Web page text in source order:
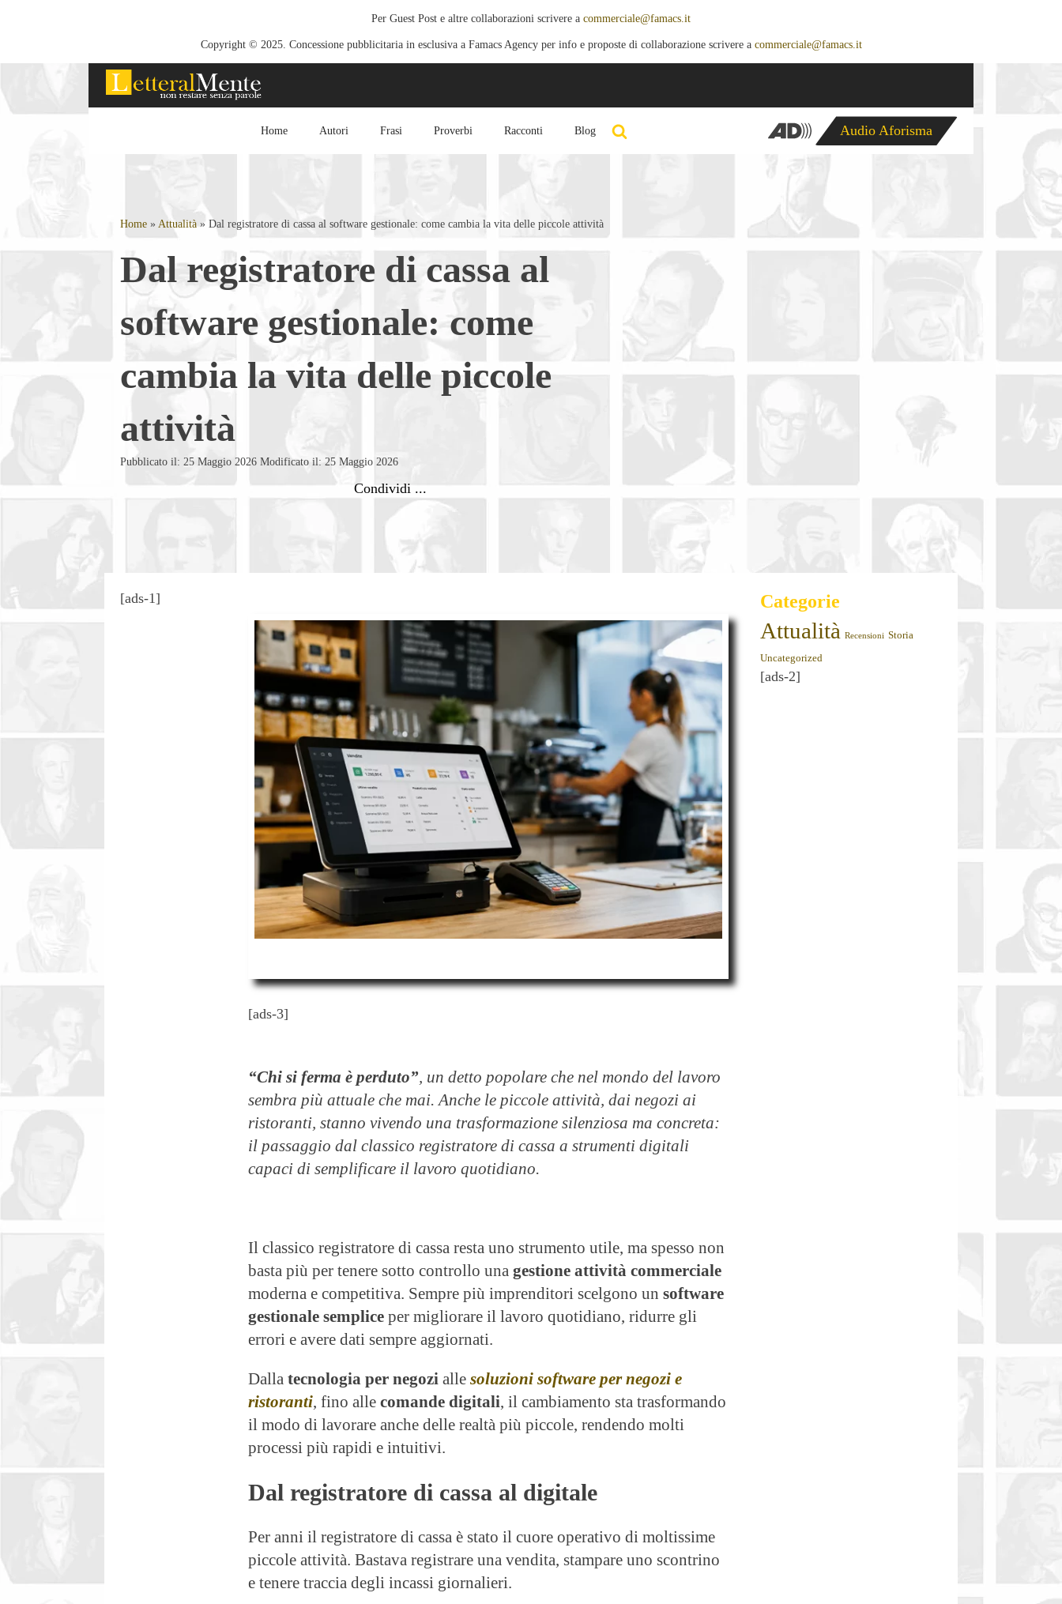
Per Guest Post e altre collaborazioni scrivere a commerciale@famacs.it
Copyright © 2025. Concessione pubblicitaria in esclusiva a Famacs Agency per info e proposte di collaborazione scrivere a commerciale@famacs.it
Home Autori Frasi Proverbi Racconti Blog Audio Aforisma
Home » Attualità » Dal registratore di cassa al software gestionale: come cambia la vita delle piccole attività
Dal registratore di cassa al
software gestionale: come
cambia la vita delle piccole
attività
Pubblicato il: 25 Maggio 2026 Modificato il: 25 Maggio 2026
Condividi ...
[ads-1]
[ads-3]
“Chi si ferma è perduto”, un detto popolare che nel mondo del lavoro
sembra più attuale che mai. Anche le piccole attività, dai negozi ai
ristoranti, stanno vivendo una trasformazione silenziosa ma concreta:
il passaggio dal classico registratore di cassa a strumenti digitali
capaci di semplificare il lavoro quotidiano.
Il classico registratore di cassa resta uno strumento utile, ma spesso non
basta più per tenere sotto controllo una gestione attività commerciale
moderna e competitiva. Sempre più imprenditori scelgono un software
gestionale semplice per migliorare il lavoro quotidiano, ridurre gli
errori e avere dati sempre aggiornati.
Dalla tecnologia per negozi alle soluzioni software per negozi e
ristoranti, fino alle comande digitali, il cambiamento sta trasformando
il modo di lavorare anche delle realtà più piccole, rendendo molti
processi più rapidi e intuitivi.
Dal registratore di cassa al digitale
Per anni il registratore di cassa è stato il cuore operativo di moltissime
piccole attività. Bastava registrare una vendita, stampare uno scontrino
e tenere traccia degli incassi giornalieri.
Categorie
Attualità Recensioni Storia
Uncategorized
[ads-2]